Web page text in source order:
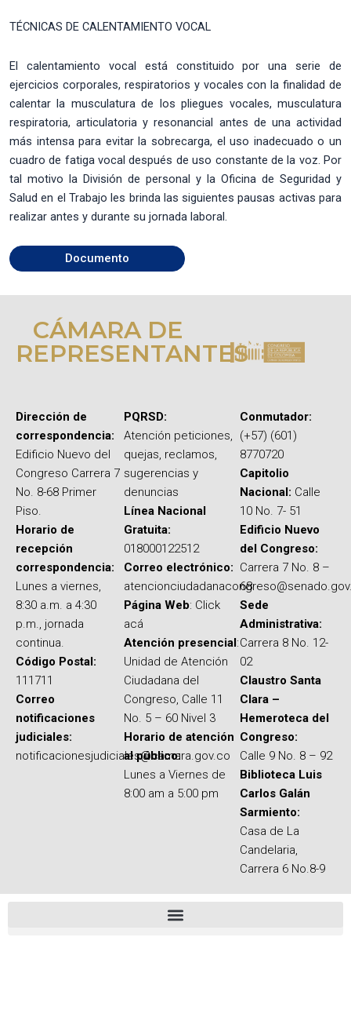
TÉCNICAS DE CALENTAMIENTO VOCAL
El calentamiento vocal está constituido por una serie de
ejercicios corporales, respiratorios y vocales con la finalidad de
calentar la musculatura de los pliegues vocales, musculatura
respiratoria, articulatoria y resonancial antes de una actividad
más intensa para evitar la sobrecarga, el uso inadecuado o un
cuadro de fatiga vocal después de uso constante de la voz. Por
tal motivo la División de personal y la Oficina de Seguridad y
Salud en el Trabajo les brinda las siguientes pausas activas para
realizar antes y durante su jornada laboral.
Documento
CÁMARA DE
REPRESENTANTES
Dirección de
correspondencia:
Edificio Nuevo del
Congreso Carrera 7
No. 8-68 Primer
Piso.
Horario de
recepción
correspondencia:
Lunes a viernes,
8:30 a.m. a 4:30
p.m., jornada
continua.
Código Postal:
111711
Correo
notificaciones
judiciales:
notificacionesjudiciales@camara.gov.co
PQRSD:
Atención peticiones,
quejas, reclamos,
sugerencias y
denuncias
Línea Nacional
Gratuita:
018000122512
Correo electrónico:
Página Web: Click
acá
Atención presencial:
Unidad de Atención
Ciudadana del
Congreso, Calle 11
No. 5 – 60 Nivel 3
Horario de atención
al público:
Lunes a Viernes de
8:00 am a 5:00 pm
Conmutador:
(+57) (601)
8770720
Capitolio
Nacional: Calle
10 No. 7- 51
Edificio Nuevo
del Congreso:
Carrera 7 No. 8 –
68
Sede
Administrativa:
Carrera 8 No. 12-
02
Claustro Santa
Clara –
Hemeroteca del
Congreso:
Calle 9 No. 8 – 92
Biblioteca Luis
Carlos Galán
Sarmiento:
Casa de La
Candelaria,
Carrera 6 No.8-9